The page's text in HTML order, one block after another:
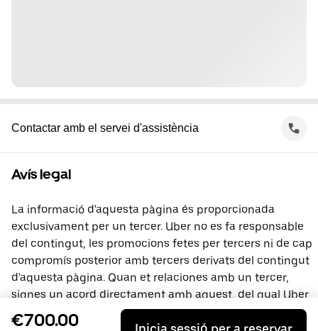
Contactar amb el servei d'assistència
Avís legal
La informació d'aquesta pàgina és proporcionada
exclusivament per un tercer. Uber no es fa responsable
del contingut, les promocions fetes per tercers ni de cap
compromís posterior amb tercers derivats del contingut
d'aquesta pàgina. Quan et relaciones amb un tercer,
signes un acord directament amb aquest, del qual Uber
no és part. Si tens preguntes, contacta directament amb
€700.00